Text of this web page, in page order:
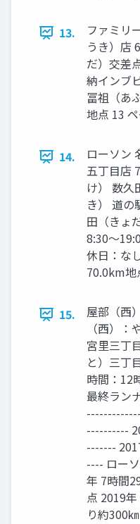
13.
ファミリ
うき）店
だ）交差
納インブ
冨祖（あ
地点 13
14.
ローソン
五丁目店
け） 数久
き） 道の
田（きょ
8:30〜
休日：な
70.0km地
15.
屋部（⻄
（⻄）
宮里三丁
と）三丁
時間：12
最終ラン
----------
-------
---- ロー
年 7時間
点 2019
り約300